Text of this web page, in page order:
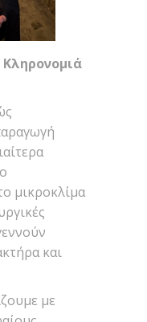
μικροκλίμα
και
με